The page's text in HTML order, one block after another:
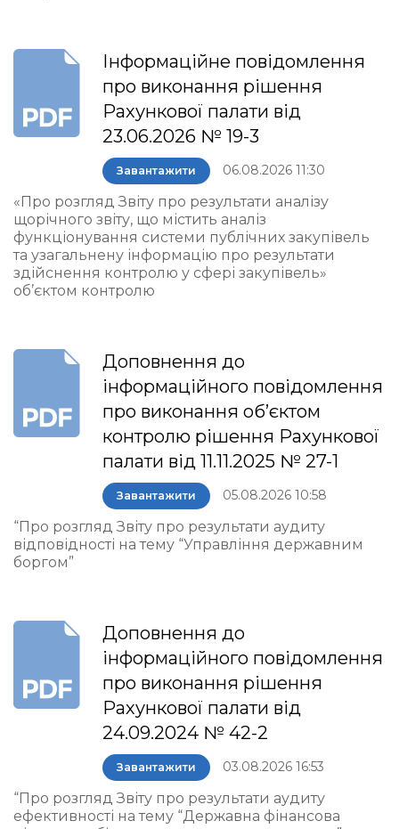
Інформаційне повідомлення
про виконання рішення
Рахункової палати від
23.06.2026 № 19-3
Завантажити 06.08.2026 11:30
«Про розгляд Звіту про результати аналізу
щорічного звіту, що містить аналіз
функціонування системи публічних закупівель
та узагальнену інформацію про результати
здійснення контролю у сфері закупівель»
об’єктом контролю
Доповнення до
інформаційного повідомлення
про виконання об’єктом
контролю рішення Рахункової
палати від 11.11.2025 № 27-1
Завантажити 05.08.2026 10:58
“Про розгляд Звіту про результати аудиту
відповідності на тему “Управління державним
боргом”
Доповнення до
інформаційного повідомлення
про виконання рішення
Рахункової палати від
24.09.2024 № 42-2
Завантажити 03.08.2026 16:53
“Про розгляд Звіту про результати аудиту
ефективності на тему “Державна фінансова